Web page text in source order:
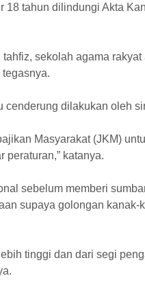
tahun dilindungi Akta
sekolah agama
tegasnya.
dilakukan oleh
Masyarakat (JKM)
peraturan,” katanya.
sebelum memberi
supaya golongan
tinggi dan dari segi